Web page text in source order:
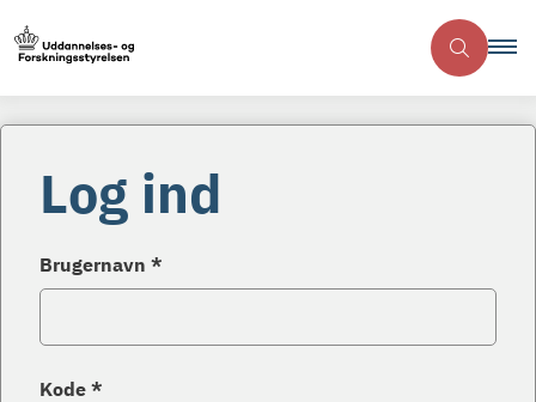
Log ind
Brugernavn *
Kode *